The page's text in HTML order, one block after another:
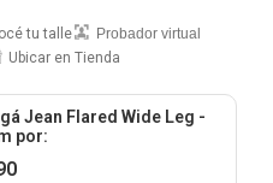
tu talle
Probador virtual
Ubicar en Tienda
Jean Flared Wide Leg -
por: